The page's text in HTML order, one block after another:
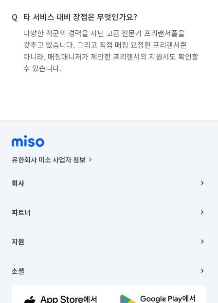
타 서비스 대비 장점은 무엇인가요?
다양한 직군의 경력을 지닌 고급 전문가 프리랜서풀을
갖추고 있습니다. 그리고 직접 매칭 요청한 프리랜서뿐
아니라, 매칭매니저가 제안한 프리랜서의 지원서도 확인할
수 있습니다.
유한회사 미소 사업자 정보
00019 |
주소 | 본사: 서울특별시 종로구 율곡로 6(중학동, 트윈트리빌딩) B동 5층
컨택센터 : 서울특별시 종로구 수송동 율곡로 24, 7층, 8층 미소
상품, 상품정보, 거래에 관한 의무와 책임은 거래당사자에게 있습니다.
언론 보도 관련 문의:
© 유한회사 미소. Miso, Inc. All Rights Reserved.
회사
채용
파트너
이사
지원
이용약관
문의하기
소셜
유튜브